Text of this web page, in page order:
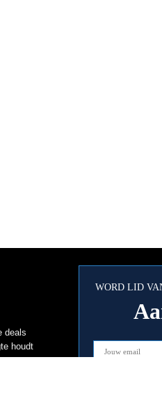
deals
houdt
WORD LID